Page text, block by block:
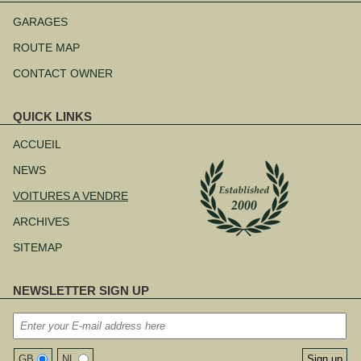
au
GARAGES
ROUTE MAP
CONTACT OWNER
QUICK LINKS
au
ACCUEIL
NEWS
VOITURES A VENDRE
ARCHIVES
SITEMAP
NEWSLETTER SIGN UP